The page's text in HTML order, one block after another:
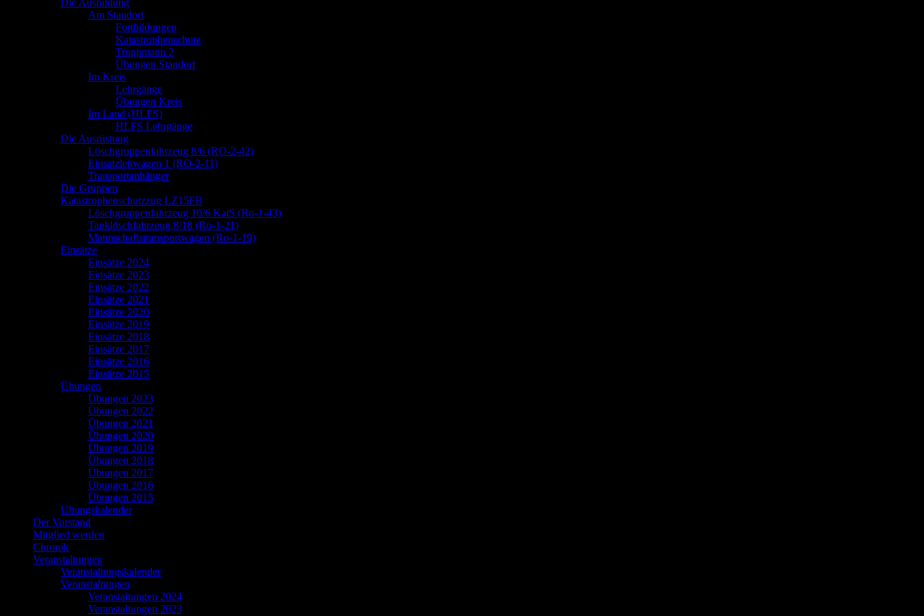
Die Ausbildung
Am Standort
Fortbildungen
Katastrophenschutz
Truppmann 2
Übungen Standort
Im Kreis
Lehrgänge
Übungen Kreis
Im Land (HLFS)
HLFS Lehrgänge
Die Ausrüstung
Löschgruppenfahrzeug 8/6 (RO-2-42)
Einsatzleitwagen 1 (RO-2-11)
Transportanhänger
Die Gruppen
Katastrophenschutzzug LZ15FB
Löschgruppenfahrzeug 10/6 KatS (Ro-1-43)
Tanklöschfahrzeug 8/18 (Ro-1-21)
Mannschaftstransportwagen (Ro-1-19)
Einsätze
Einsätze 2024
Einsätze 2023
Einsätze 2022
Einsätze 2021
Einsätze 2020
Einsätze 2019
Einsätze 2018
Einsätze 2017
Einsätze 2016
Einsätze 2015
Übungen
Übungen 2023
Übungen 2022
Übungen 2021
Übungen 2020
Übungen 2019
Übungen 2018
Übungen 2017
Übungen 2016
Übungen 2015
Übungskalender
Der Vorstand
Mitglied werden
Chronik
Veranstaltungen
Veranstaltungskalender
Veranstaltungen
Veranstaltungen 2024
Veranstaltungen 2023